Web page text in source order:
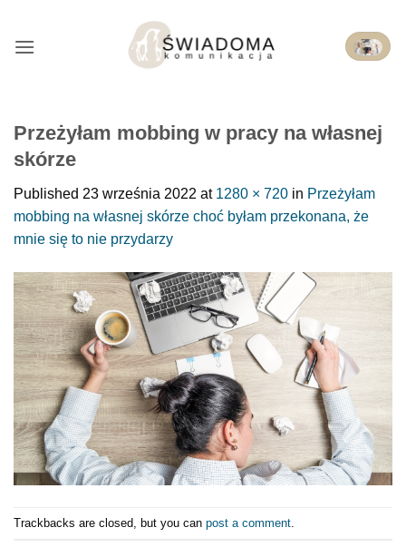
treści
Przeżyłam mobbing w pracy na własnej
skórze
Published 23 września 2022 at 1280 × 720 in Przeżyłam
mobbing na własnej skórze choć byłam przekonana, że
mnie się to nie przydarzy
Trackbacks are closed, but you can post a comment